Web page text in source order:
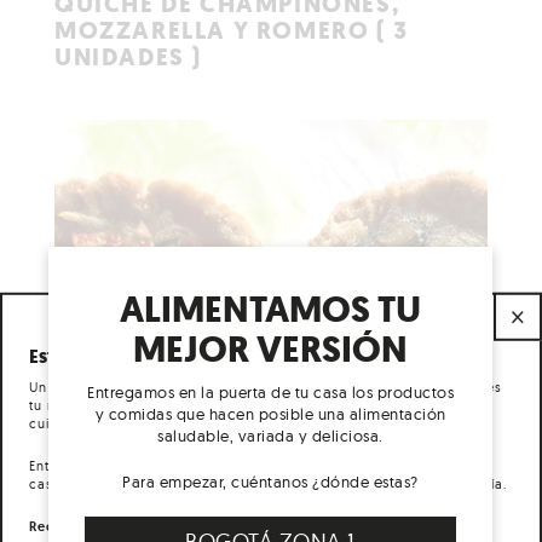
×
Esta es LA DESPENSA de COCO & LULA.
Un servicio a domicilio de productos diseñados para que alimentes
tu más alto potencial. Nuestros productos son 100 % naturales,
cuidadosamente seleccionados y preparados.
Entregamos todas las semanas, los días lunes, en la puerta de tu
casa, la caja que hace posible una alimentación sana en tu día a día.
Recibimos pedidos desde el martes hasta el sábado a las 3 pm.
MOZZARELLA Y ROMERO ( 3
UNIDADES )
ALIMENTAMOS TU
MEJOR VERSIÓN
Entregamos en la puerta de tu casa los productos
y comidas que hacen posible una alimentación
saludable, variada y deliciosa.
Para empezar, cuéntanos ¿dónde estas?